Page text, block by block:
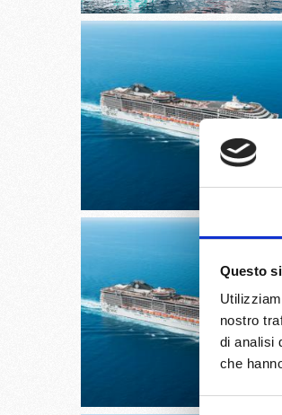
Questo
nostro
di analisi
che
Selezione